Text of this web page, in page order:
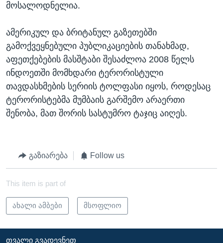
მოსალოდნელია.
ამერიკულ და ბრიტანულ გაზეთებში
გამოქვეყნებული პუბლიკაციების თანახმად,
აფეთქებების მასშტაბი შესაძლოა 2008 წელს
ინდოეთში მომხდარი ტერორისტული
თავდასხმების სერიის ტოლფასი იყოს, როდესაც
ტერორისტებმა მუმბაის გარშემო არაერთი
შენობა, მათ შორის სასტუმრო ტაჯიც აიღეს.
გაზიარება Follow us
This item is part of
ახალი ამბები მსოფლიო
ᲗᲕᲐᲚᲘ ᲒᲕᲐᲓᲔᲕᲜᲔᲗ